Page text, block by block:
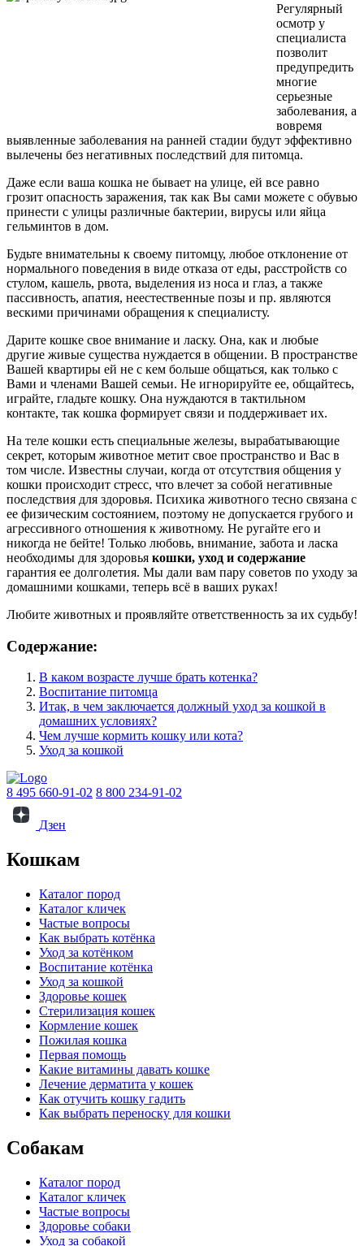
Регулярный
осмотр у
специалиста
позволит
предупредить
многие
серьезные
заболевания, а
вовремя
выявленные заболевания на ранней стадии будут эффективно
вылечены без негативных последствий для питомца.
Даже если ваша кошка не бывает на улице, ей все равно
грозит опасность заражения, так как Вы сами можете с обувью
принести с улицы различные бактерии, вирусы или яйца
гельминтов в дом.
Будьте внимательны к своему питомцу, любое отклонение от
нормального поведения в виде отказа от еды, расстройств со
стулом, кашель, рвота, выделения из носа и глаз, а также
пассивность, апатия, неестественные позы и пр. являются
вескими причинами обращения к специалисту.
Дарите кошке свое внимание и ласку. Она, как и любые
другие живые существа нуждается в общении. В пространстве
Вашей квартиры ей не с кем больше общаться, как только с
Вами и членами Вашей семьи. Не игнорируйте ее, общайтесь,
играйте, гладьте кошку. Она нуждаются в тактильном
контакте, так кошка формирует связи и поддерживает их.
На теле кошки есть специальные железы, вырабатывающие
секрет, которым животное метит свое пространство и Вас в
том числе. Известны случаи, когда от отсутствия общения у
кошки происходит стресс, что влечет за собой негативные
последствия для здоровья. Психика животного тесно связана с
ее физическим состоянием, поэтому не допускается грубого и
агрессивного отношения к животному. Не ругайте его и
никогда не бейте! Только любовь, внимание, забота и ласка
необходимы для здоровья кошки, уход и содержание
гарантия ее долголетия. Мы дали вам пару советов по уходу за
домашними кошками, теперь всё в ваших руках!
Любите животных и проявляйте ответственность за их судьбу!
Содержание:
В каком возрасте лучше брать котенка?
Воспитание питомца
Итак, в чем заключается должный уход за кошкой в
домашних условиях?
Чем лучше кормить кошку или кота?
Уход за кошкой
8 495 660-91-02 8 800 234-91-02
Дзен
Кошкам
Каталог пород
Каталог кличек
Частые вопросы
Как выбрать котёнка
Уход за котёнком
Воспитание котёнка
Уход за кошкой
Здоровье кошек
Стерилизация кошек
Кормление кошек
Пожилая кошка
Первая помощь
Какие витамины давать кошке
Лечение дерматита у кошек
Как отучить кошку гадить
Как выбрать переноску для кошки
Собакам
Каталог пород
Каталог кличек
Частые вопросы
Здоровье собаки
Уход за собакой